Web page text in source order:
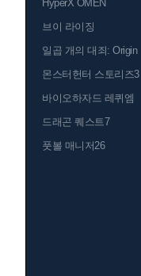
HyperX OMEN
브이 라이징
일곱 개의 대죄: Origin
몬스터헌터 스토리즈3
바이오하자드 레퀴엠
드래곤 퀘스트7
풋볼 매니저26